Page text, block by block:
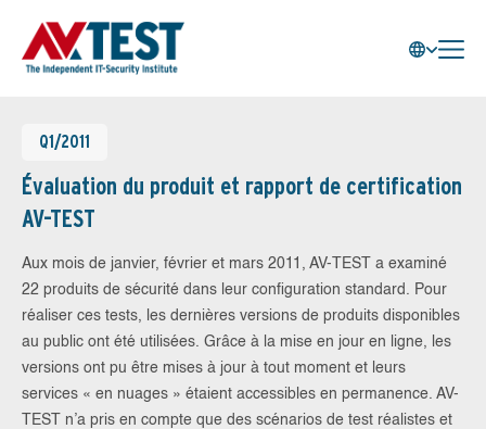
Q1/2011
Évaluation du produit et rapport de certification
AV-TEST
Aux mois de janvier, février et mars 2011, AV-TEST a examiné
22 produits de sécurité dans leur configuration standard. Pour
réaliser ces tests, les dernières versions de produits disponibles
au public ont été utilisées. Grâce à la mise en jour en ligne, les
versions ont pu être mises à jour à tout moment et leurs
services « en nuages » étaient accessibles en permanence. AV-
TEST n’a pris en compte que des scénarios de test réalistes et